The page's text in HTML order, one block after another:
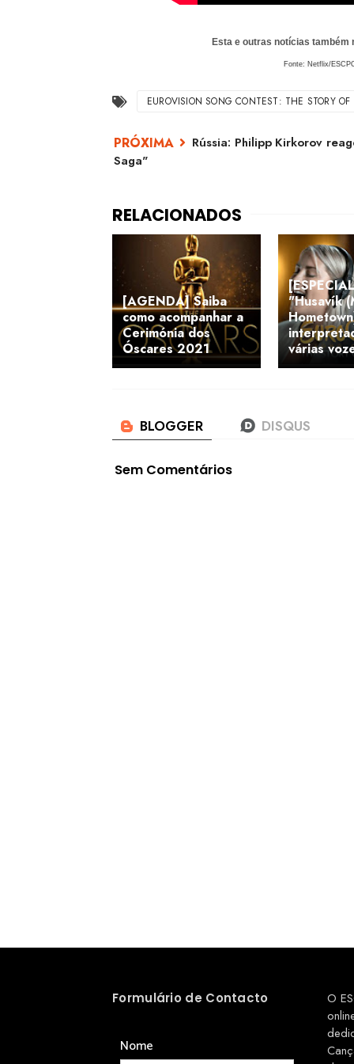
Esta e outras notícias também
Fonte: Netflix/
EUROVISION SONG CONTEST: THE STORY
Rússia: Philipp Kirkorov
Saga"
[AGENDA] Saiba
como acompanhar a
Cerimónia dos
Óscares 2021
"Husavík
várias
Sem Comentários
Formulário de Contacto
Nome
O